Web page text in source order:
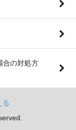
合の対処方
る